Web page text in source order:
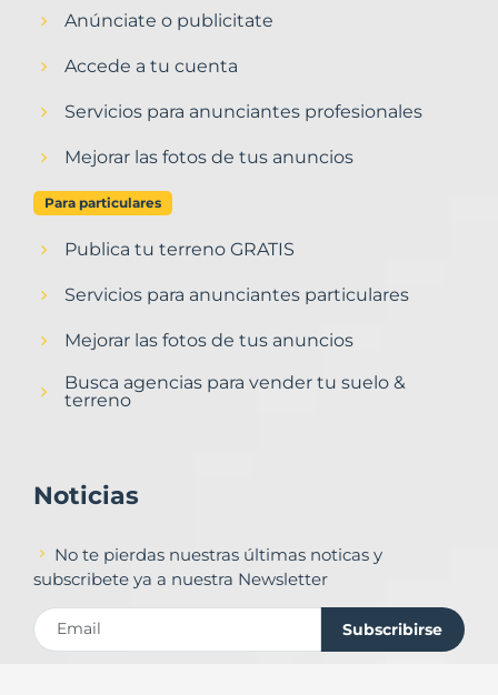
Anúnciate o publicitate
Accede a tu cuenta
Servicios para anunciantes profesionales
Mejorar las fotos de tus anuncios
Para particulares
Publica tu terreno GRATIS
Servicios para anunciantes particulares
Mejorar las fotos de tus anuncios
Busca agencias para vender tu suelo &
terreno
Noticias
No te pierdas nuestras últimas noticas y
subscribete ya a nuestra Newsletter
Subscribirse